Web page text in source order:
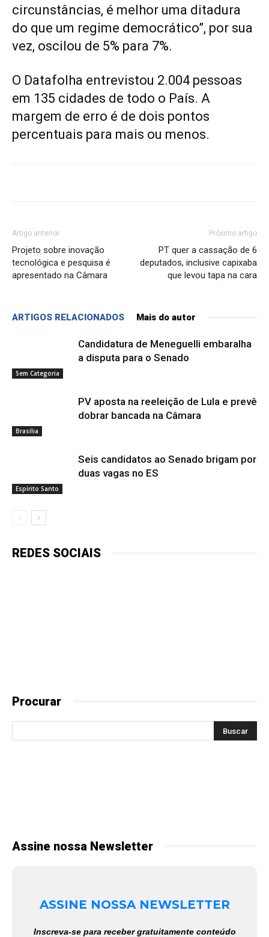
circunstâncias, é melhor uma ditadura
do que um regime democrático”, por sua
vez, oscilou de 5% para 7%.
O Datafolha entrevistou 2.004 pessoas
em 135 cidades de todo o País. A
margem de erro é de dois pontos
percentuais para mais ou menos.
Artigo anterior
Projeto sobre inovação
tecnológica e pesquisa é
apresentado na Câmara
Próximo artigo
PT quer a cassação de 6
deputados, inclusive capixaba
que levou tapa na cara
ARTIGOS RELACIONADOS Mais do autor
Sem Categoria
Candidatura de Meneguelli embaralha
a disputa para o Senado
Brasília
PV aposta na reeleição de Lula e prevê
dobrar bancada na Câmara
Espírito Santo
Seis candidatos ao Senado brigam por
duas vagas no ES
REDES SOCIAIS
Procurar
Assine nossa Newsletter
ASSINE NOSSA NEWSLETTER
Inscreva-se para receber gratuitamente conteúdo